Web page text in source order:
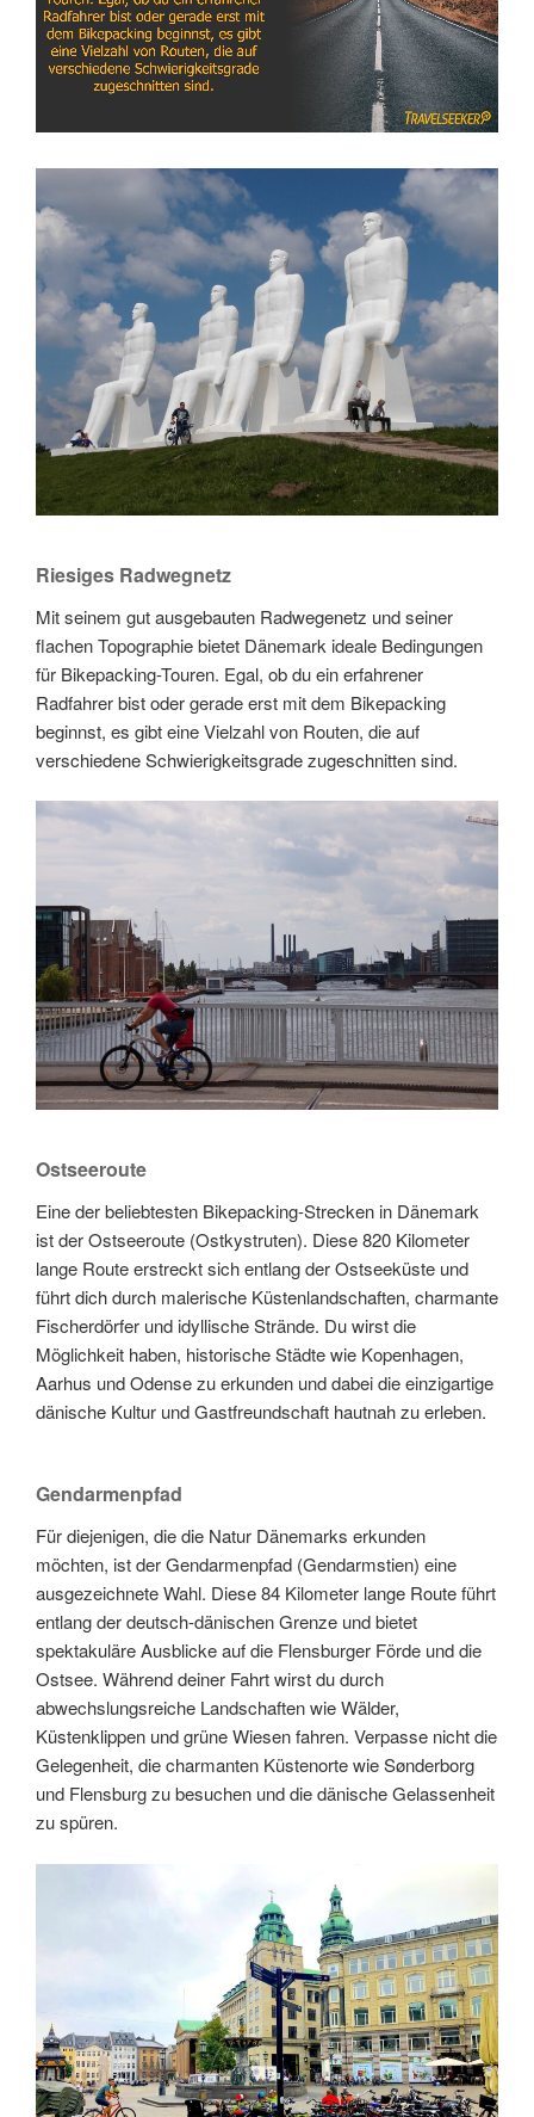
Riesiges Radwegnetz
Mit seinem gut ausgebauten Radwegenetz und seiner
flachen Topographie bietet Dänemark ideale Bedingungen
für Bikepacking-Touren. Egal, ob du ein erfahrener
Radfahrer bist oder gerade erst mit dem Bikepacking
beginnst, es gibt eine Vielzahl von Routen, die auf
verschiedene Schwierigkeitsgrade zugeschnitten sind.
Ostseeroute
Eine der beliebtesten Bikepacking-Strecken in Dänemark
ist der Ostseeroute (Ostkystruten). Diese 820 Kilometer
lange Route erstreckt sich entlang der Ostseeküste und
führt dich durch malerische Küstenlandschaften, charmante
Fischerdörfer und idyllische Strände. Du wirst die
Möglichkeit haben, historische Städte wie Kopenhagen,
Aarhus und Odense zu erkunden und dabei die einzigartige
dänische Kultur und Gastfreundschaft hautnah zu erleben.
Gendarmenpfad
Für diejenigen, die die Natur Dänemarks erkunden
möchten, ist der Gendarmenpfad (Gendarmstien) eine
ausgezeichnete Wahl. Diese 84 Kilometer lange Route führt
entlang der deutsch-dänischen Grenze und bietet
spektakuläre Ausblicke auf die Flensburger Förde und die
Ostsee. Während deiner Fahrt wirst du durch
abwechslungsreiche Landschaften wie Wälder,
Küstenklippen und grüne Wiesen fahren. Verpasse nicht die
Gelegenheit, die charmanten Küstenorte wie Sønderborg
und Flensburg zu besuchen und die dänische Gelassenheit
zu spüren.